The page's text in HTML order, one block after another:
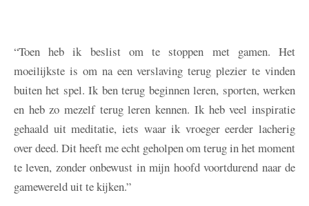
“Toen heb ik beslist om te stoppen met gamen. Het
moeilijkste is om na een verslaving terug plezier te vinden
buiten het spel. Ik ben terug beginnen leren, sporten, werken
en heb zo mezelf terug leren kennen. Ik heb veel inspiratie
gehaald uit meditatie, iets waar ik vroeger eerder lacherig
over deed. Dit heeft me echt geholpen om terug in het moment
te leven, zonder onbewust in mijn hoofd voortdurend naar de
gamewereld uit te kijken.”